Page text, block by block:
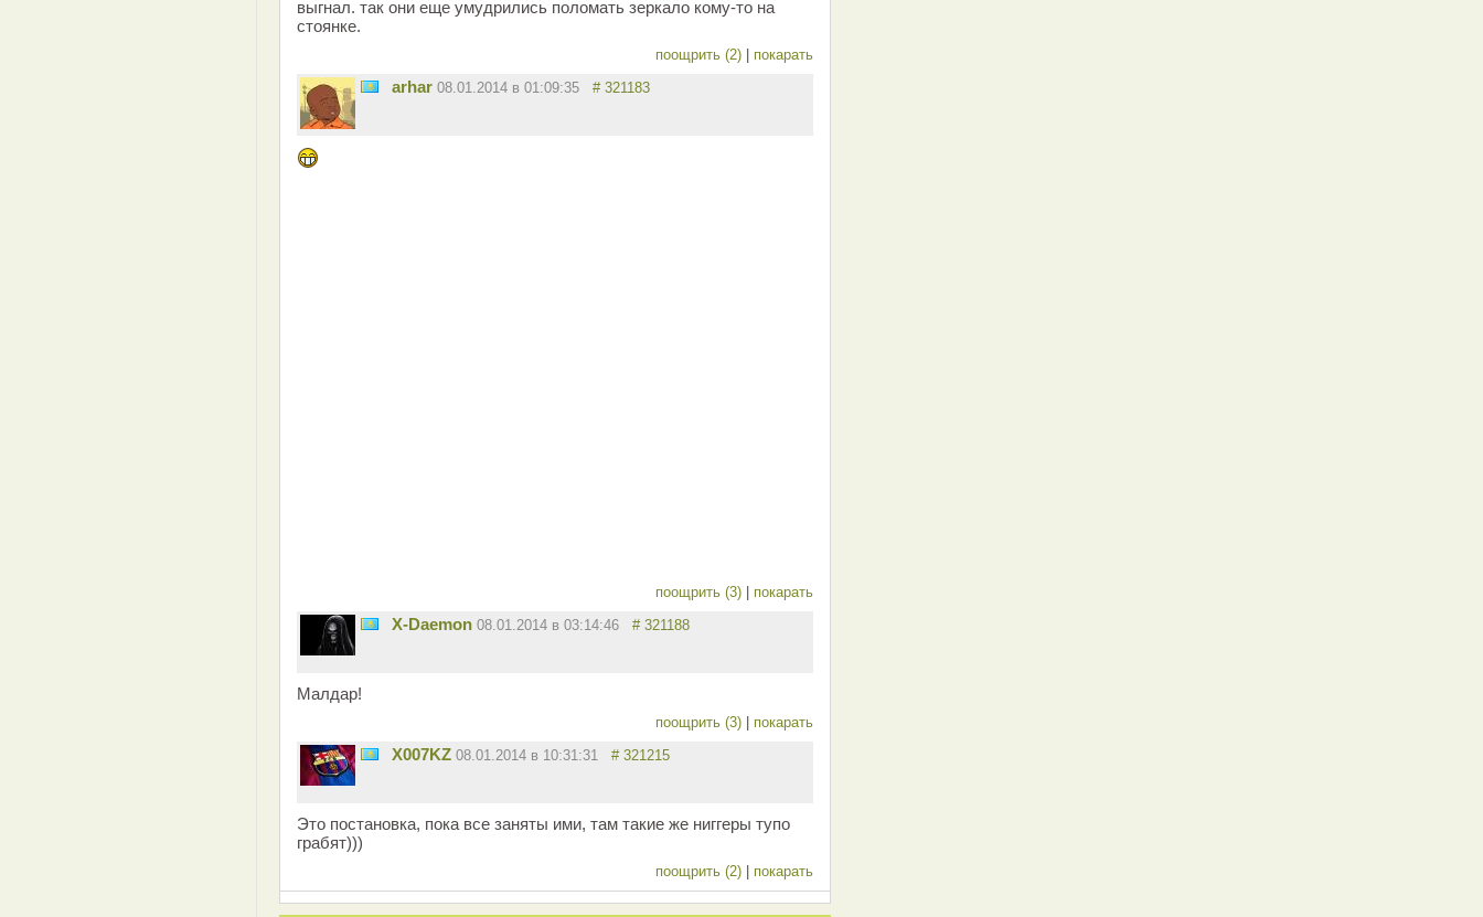
выгнал. так они еще умудрились поломать зеркало кому-то на
стоянке.
поощрить (2) покарать
arhar 08.01.2014 в 01:09:35 # 321183
поощрить (3) покарать
X-Daemon 08.01.2014 в 03:14:46 # 321188
Малдар!
поощрить (3) покарать
X007KZ 08.01.2014 в 10:31:31 # 321215
Это постановка, пока все заняты ими, там такие же ниггеры тупо
грабят)))
поощрить (2) покарать